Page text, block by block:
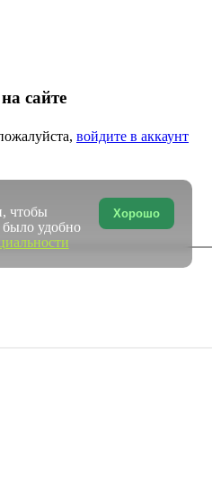
сайте
войдите в аккаунт
Хорошо
чтобы
было удобно